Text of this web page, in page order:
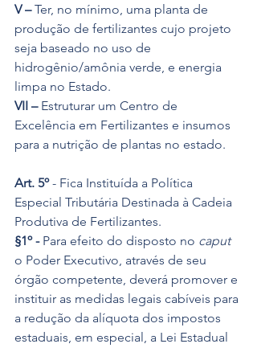
V – Ter, no mínimo, uma planta de
produção de fertilizantes cujo projeto
seja baseado no uso de
hidrogênio/amônia verde, e energia
limpa no Estado.
VII – Estruturar um Centro de
Excelência em Fertilizantes e insumos
para a nutrição de plantas no estado.
Art. 5º - Fica Instituída a Política
Especial Tributária Destinada à Cadeia
Produtiva de Fertilizantes.
§1º - Para efeito do disposto no caput
o Poder Executivo, através de seu
órgão competente, deverá promover e
instituir as medidas legais cabíveis para
a redução da alíquota dos impostos
estaduais, em especial, a Lei Estadual